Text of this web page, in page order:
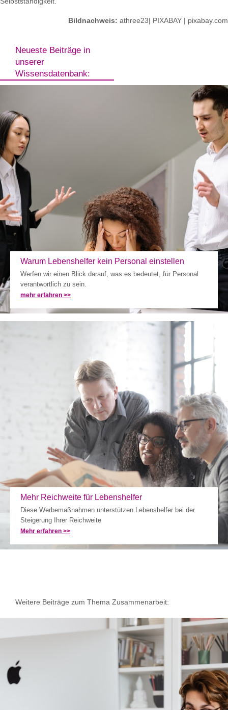
Bildnachweis: athree23| PIXABAY | pixabay.com
Neueste Beiträge in
unserer
Wissensdatenbank:
Warum Lebenshelfer kein Personal einstellen
Werfen wir einen Blick darauf, was es bedeutet, für Personal
verantwortlich zu sein.
mehr erfahren >>
Mehr Reichweite für Lebenshelfer
Diese Werbemaßnahmen unterstützen Lebenshelfer bei der
Steigerung Ihrer Reichweite
Mehr erfahren >>
Weitere Beiträge zum Thema Zusammenarbeit: